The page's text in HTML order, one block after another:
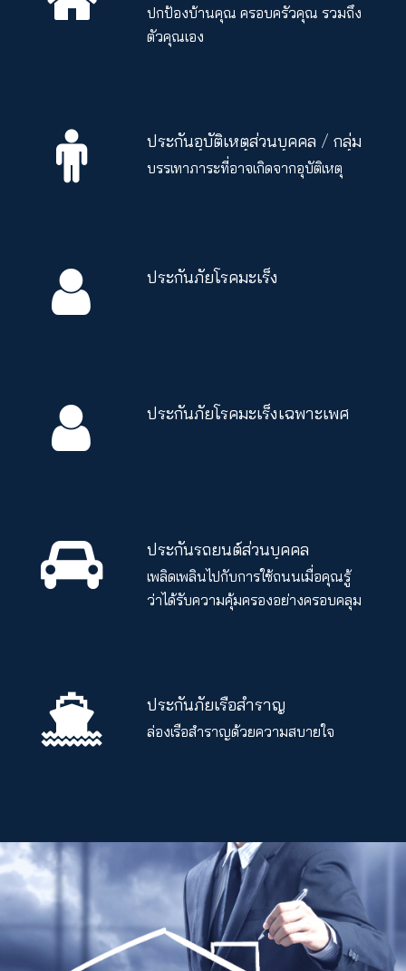
ปกป้องบ้านคุณ ครอบครัวคุณ รวมถึง
ตัวคุณเอง
ประกันอุบัติเหตุส่วนบุคคล / กลุ่ม
บรรเทาภาระที่อาจเกิดจากอุบัติเหตุ
ประกันภัยโรคมะเร็ง
ประกันภัยโรคมะเร็งเฉพาะเพศ
ประกันรถยนต์ส่วนบุคคล
เพลิดเพลินไปกับการใช้ถนนเมื่อคุณรู้
ว่าได้รับความคุ้มครองอย่างครอบคลุม
ประกันภัยเรือสำราญ
ล่องเรือสำราญด้วยความสบายใจ